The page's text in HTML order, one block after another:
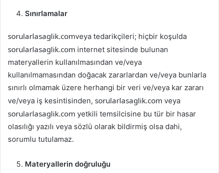
Sınırlamalar
sorularlasaglik.comveya tedarikçileri; hiçbir koşulda
sorularlasaglik.com internet sitesinde bulunan
materyallerin kullanılmasından ve/veya
kullanılmamasından doğacak zararlardan ve/veya bunlarla
sınırlı olmamak üzere herhangi bir veri ve/veya kar zararı
ve/veya iş kesintisinden, sorularlasaglik.com veya
sorularlasaglik.com yetkili temsilcisine bu tür bir hasar
olasılığı yazılı veya sözlü olarak bildirmiş olsa dahi,
sorumlu tutulamaz.
Materyallerin doğruluğu